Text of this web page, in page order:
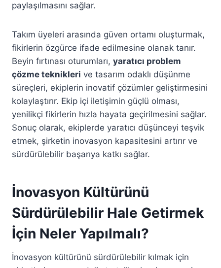
paylaşılmasını sağlar.
Takım üyeleri arasında güven ortamı oluşturmak,
fikirlerin özgürce ifade edilmesine olanak tanır.
Beyin fırtınası oturumları, yaratıcı problem
çözme teknikleri ve tasarım odaklı düşünme
süreçleri, ekiplerin inovatif çözümler geliştirmesini
kolaylaştırır. Ekip içi iletişimin güçlü olması,
yenilikçi fikirlerin hızla hayata geçirilmesini sağlar.
Sonuç olarak, ekiplerde yaratıcı düşünceyi teşvik
etmek, şirketin inovasyon kapasitesini artırır ve
sürdürülebilir başarıya katkı sağlar.
İnovasyon Kültürünü
Sürdürülebilir Hale Getirmek
İçin Neler Yapılmalı?
İnovasyon kültürünü sürdürülebilir kılmak için